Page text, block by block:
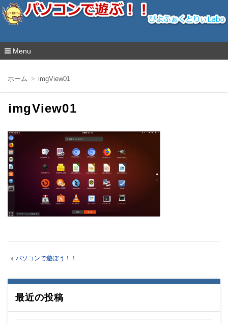
ぴよふぁくとりぃLabo
Menu
ン
ホーム imgView01
imgView01
パソコンで遊ぼう！！
最近の投稿